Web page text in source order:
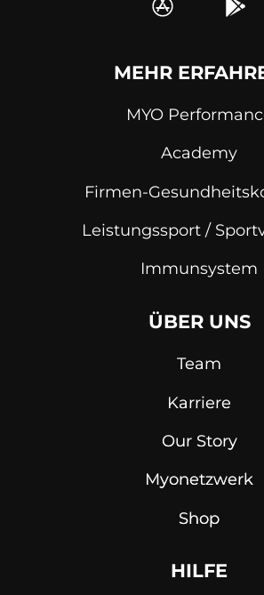
MEHR
MYO
Academy
Firmen-
Leistungssport /
Immunsystem
ÜBER UNS
Team
Karriere
Our Story
Myonetzwerk
Shop
HILFE